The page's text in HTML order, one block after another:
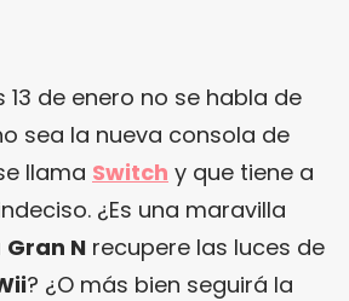
13 de enero no se habla de
sea la nueva consola de
llama Switch y que tiene a
¿Es una maravilla
Gran N recupere las luces de
? ¿O más bien seguirá la